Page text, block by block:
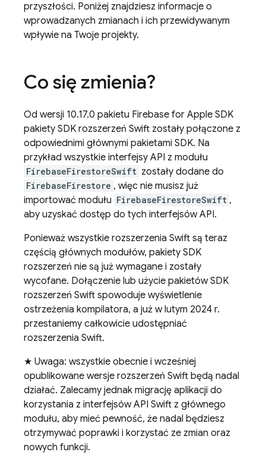
przyszłości. Poniżej znajdziesz informacje o
wprowadzanych zmianach i ich przewidywanym
wpływie na Twoje projekty.
Co się zmienia?
Od wersji 10.17.0 pakietu Firebase for Apple SDK
pakiety SDK rozszerzeń Swift zostały połączone z
odpowiednimi głównymi pakietami SDK. Na
przykład wszystkie interfejsy API z modułu
FirebaseFirestoreSwift zostały dodane do
FirebaseFirestore , więc nie musisz już
importować modułu FirebaseFirestoreSwift ,
aby uzyskać dostęp do tych interfejsów API.
Ponieważ wszystkie rozszerzenia Swift są teraz
częścią głównych modułów, pakiety SDK
rozszerzeń nie są już wymagane i zostały
wycofane. Dołączenie lub użycie pakietów SDK
rozszerzeń Swift spowoduje wyświetlenie
ostrzeżenia kompilatora, a już w lutym 2024 r.
przestaniemy całkowicie udostępniać
rozszerzenia Swift.
★ Uwaga: wszystkie obecnie i wcześniej
opublikowane wersje rozszerzeń Swift będą nadal
działać. Zalecamy jednak migrację aplikacji do
korzystania z interfejsów API Swift z głównego
modułu, aby mieć pewność, że nadal będziesz
otrzymywać poprawki i korzystać ze zmian oraz
nowych funkcji.